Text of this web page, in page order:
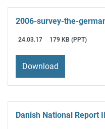
2006-survey-the-
24.03.17 179 KB (PPT)
Download
Danish National Report II